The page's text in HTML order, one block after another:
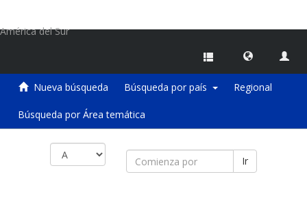
América del Sur
Nueva búsqueda Búsqueda por país Regional
Búsqueda por Área temática
Ir